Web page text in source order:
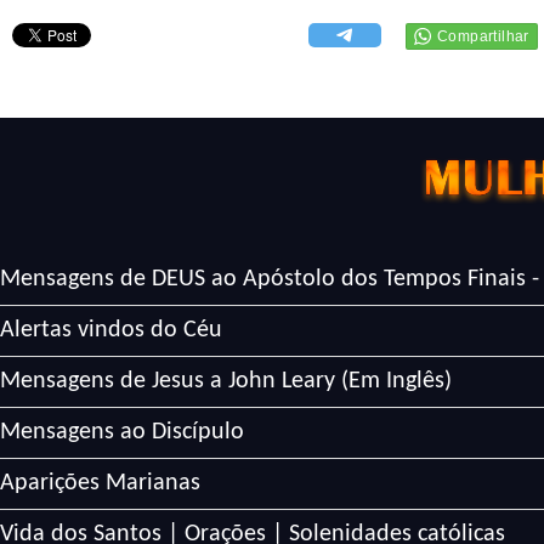
Mensagens de DEUS ao Apóstolo dos Tempos Finais -
Alertas vindos do Céu
Mensagens de Jesus a John Leary (Em Inglês)
Mensagens ao Discípulo
Aparições Marianas
Vida dos Santos | Orações | Solenidades católicas